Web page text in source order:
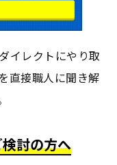
イレクトにやり取
直接職人に聞き解
討の方へ